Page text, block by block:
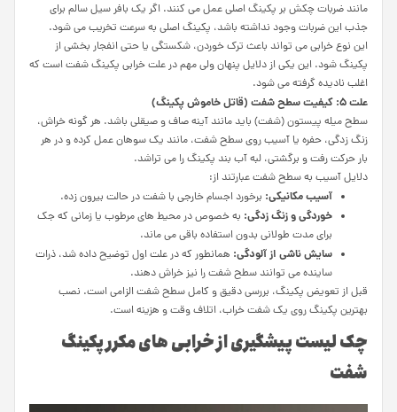
مانند ضربات چکش بر پکینگ اصلی عمل می کنند. اگر یک بافر سیل سالم برای
جذب این ضربات وجود نداشته باشد، پکینگ اصلی به سرعت تخریب می شود.
این نوع خرابی می تواند باعث ترک خوردن، شکستگی یا حتی انفجار بخشی از
پکینگ شود. این یکی از دلایل پنهان ولی مهم در علت خرابی پکینگ شفت است که
اغلب نادیده گرفته می شود.
علت 5: کیفیت سطح شفت (قاتل خاموش پکینگ)
سطح میله پیستون (شفت) باید مانند آینه صاف و صیقلی باشد. هر گونه خراش،
زنگ زدگی، حفره یا آسیب روی سطح شفت، مانند یک سوهان عمل کرده و در هر
بار حرکت رفت و برگشتی، لبه آب بند پکینگ را می تراشد.
دلایل آسیب به سطح شفت عبارتند از:
آسیب مکانیکی: برخورد اجسام خارجی با شفت در حالت بیرون زده.
خوردگی و زنگ زدگی: به خصوص در محیط های مرطوب یا زمانی که جک
برای مدت طولانی بدون استفاده باقی می ماند.
سایش ناشی از آلودگی: همانطور که در علت اول توضیح داده شد، ذرات
ساینده می توانند سطح شفت را نیز خراش دهند.
قبل از تعویض پکینگ، بررسی دقیق و کامل سطح شفت الزامی است. نصب
بهترین پکینگ روی یک شفت خراب، اتلاف وقت و هزینه است.
چک لیست پیشگیری از خرابی های مکرر پکینگ
شفت